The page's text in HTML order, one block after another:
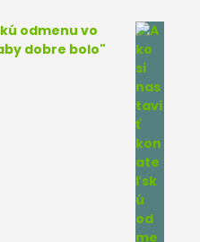
odmenu vo
dobre bolo"